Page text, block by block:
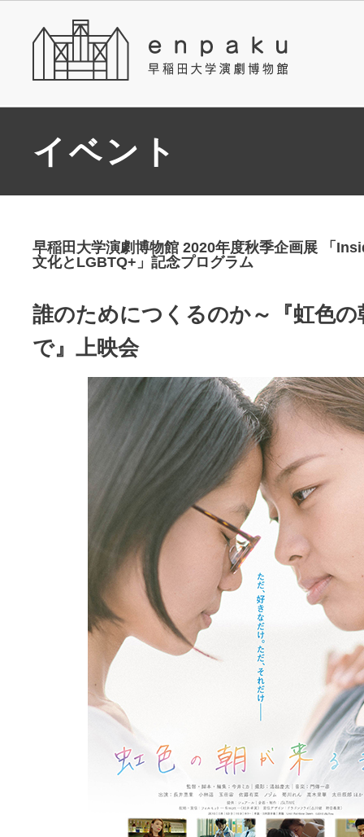
イベント
早稲田大学演劇博物館 2020年度秋季企画展 「
文化とLGBTQ+」記念プログラム
誰のためにつくるのか～『虹色
で』上映会